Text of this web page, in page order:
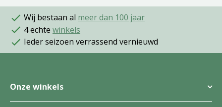
Wij bestaan al meer dan 100 jaar
4 echte winkels
Ieder seizoen verrassend vernieuwd
Onze winkels